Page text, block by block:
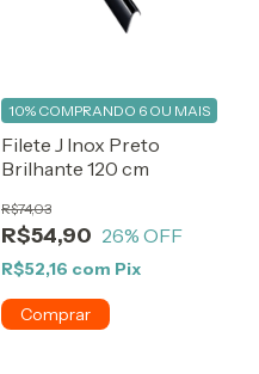
Filete J Inox Preto
Brilhante 120 cm
R$54,90
R$74,03
26% OFF
10% COMPRANDO 6 OU MAIS
R$52,16 com Pix